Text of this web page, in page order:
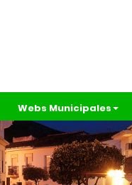
Webs Municipales